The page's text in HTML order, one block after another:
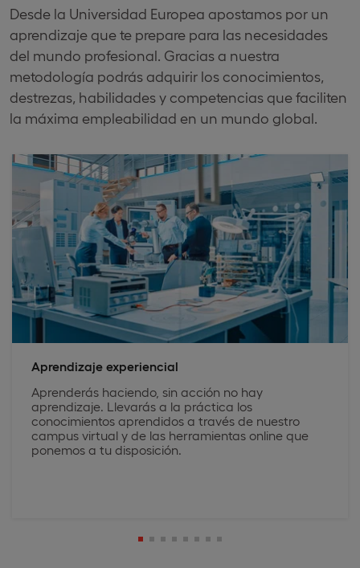
Desde la Universidad Europea apostamos por un
aprendizaje que te prepare para las necesidades
del mundo profesional. Gracias a nuestra
metodología podrás adquirir los conocimientos,
destrezas, habilidades y competencias que faciliten
la máxima empleabilidad en un mundo global.
Aprendizaje experiencial
Aprenderás haciendo, sin acción no hay
aprendizaje. Llevarás a la práctica los
conocimientos aprendidos a través de nuestro
campus virtual y de las herramientas online que
ponemos a tu disposición.